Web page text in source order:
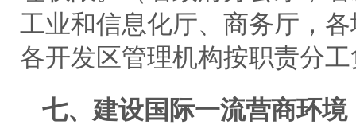
工业和信息化厅、商务厅，
各开发区管理机构按职责分
七、建设国际一流营商环境